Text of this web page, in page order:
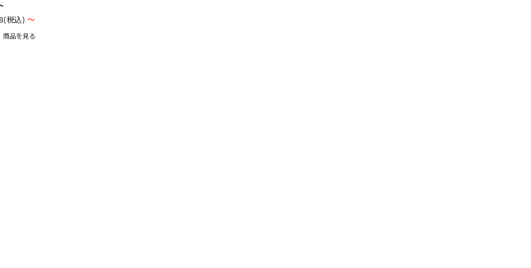
(税込) ～
商品を見る